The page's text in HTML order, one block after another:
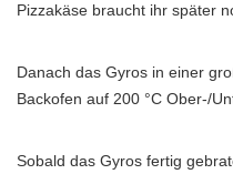
Pizzakäse braucht ihr später
Danach das Gyros in einer
Backofen auf 200 °C Ober-/
Sobald das Gyros fertig